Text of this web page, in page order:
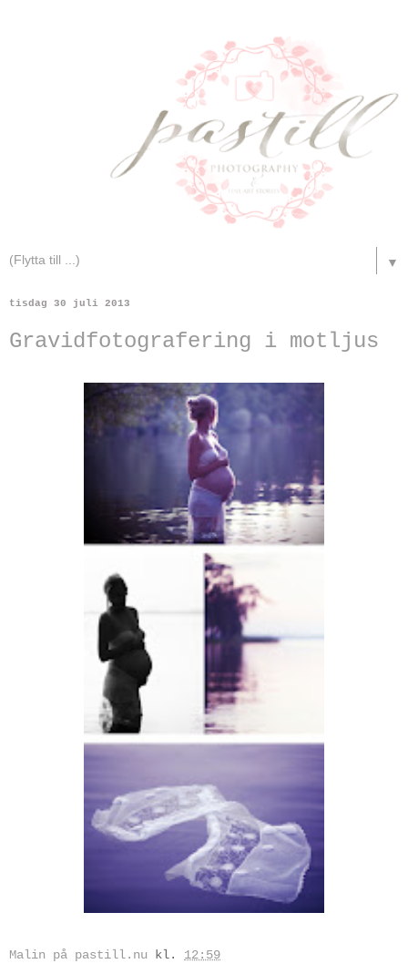
▼
tisdag 30 juli 2013
Gravidfotografering i motljus
Malin på pastill.nu kl. 12:59